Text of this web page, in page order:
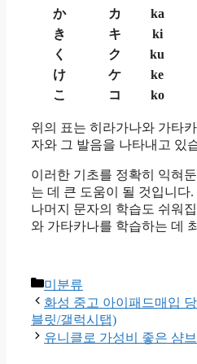
か
カ
ka
き
キ
ki
く
ク
ku
け
ケ
ke
こ
コ ko
위의 표는 히라가나와 가타
자와 그 발음을 나타내고 있
이러한 기초를 정확히 익혀
는 데 큰 도움이 될 것입니다
나머지 문자의 학습도 쉬워
와 가타카나를 학습하는 데
Categories
미분류
화성 중고 아이패드매입
블릿/갤럭시탭)
유니클로 가성비 좋은 샴